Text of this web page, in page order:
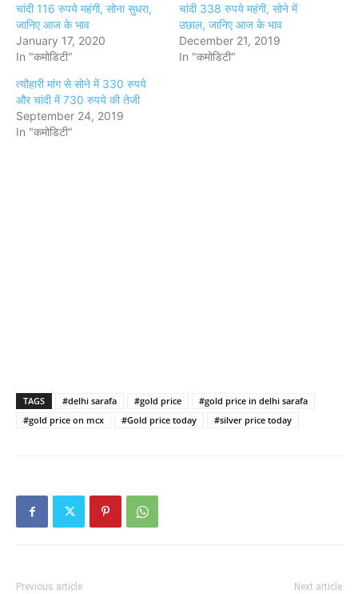
चांदी 116 रुपये महंगी, सोना सुधरा,
जानिए आज के भाव
January 17, 2020
In "कमोडिटी"
चांदी 338 रुपये महंगी, सोने में
उछाल, जानिए आज के भाव
December 21, 2019
In "कमोडिटी"
त्यौहारी मांग से सोने में 330 रुपये
और चांदी में 730 रुपये की तेजी
September 24, 2019
In "कमोडिटी"
TAGS #delhi sarafa #gold price
#gold price in delhi sarafa
#gold price on mcx
#Gold price today #silver price today
Previous article Next article